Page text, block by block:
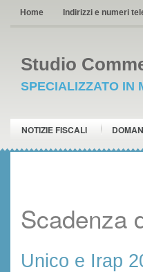
Home Indirizzi e numeri
Studio
SPECIALIZZATO IN
NOTIZIE FISCALI
Scadenza
Unico e Irap